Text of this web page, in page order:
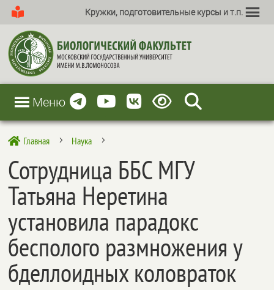
Кружки, подготовительные курсы и т.п.
Меню
 Главная 5 Наука 5
Сотрудница ББС МГУ
Татьяна Неретина
установила парадокс
бесполого размножения у
бделлоидных коловраток